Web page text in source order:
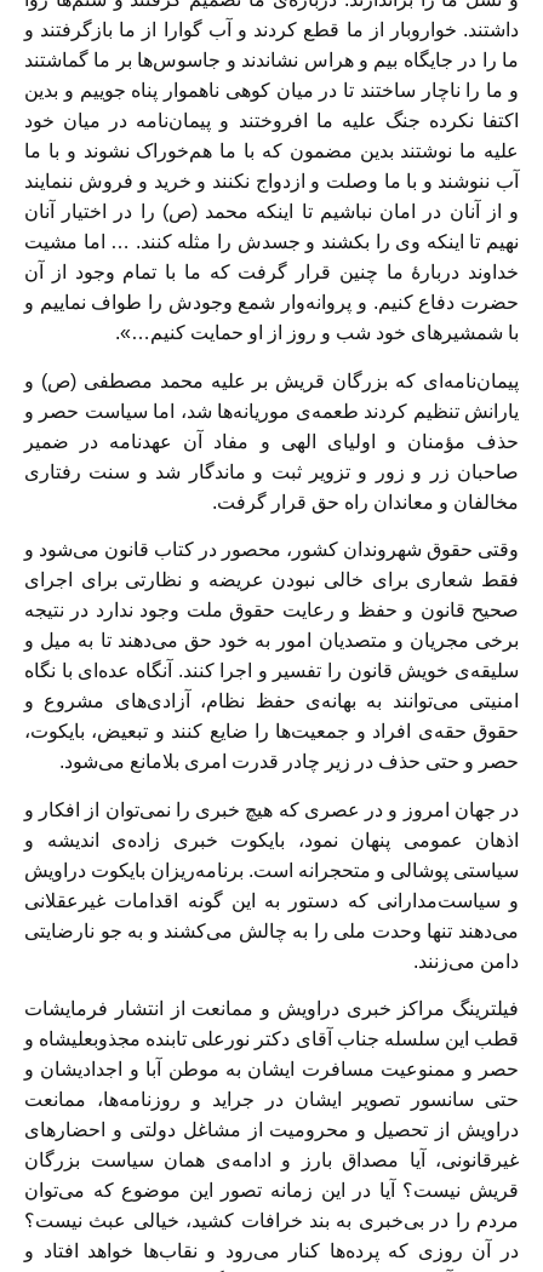
داشتند. خواروبار از ما قطع کردند و آب گوارا از ما بازگرفتند و
ما را در جایگاه بیم و هراس نشاندند و جاسوس‌ها بر ما گماشتند
و ما را ناچار ساختند تا در میان کوهی ناهموار پناه جوییم و بدین
اکتفا نکرده جنگ علیه ما افروختند و پیمان‌نامه در میان خود
علیه ما نوشتند بدین مضمون که با ما هم‌خوراک نشوند و با ما
آب ننوشند و با ما وصلت و ازدواج نکنند و خرید و فروش ننمایند
و از آنان در امان نباشیم تا اینکه محمد (ص) را در اختیار آنان
نهیم تا اینکه وی را بکشند و جسدش را مثله کنند. … اما مشیت
خداوند دربارۀ ما چنین قرار گرفت که ما با تمام وجود از آن
حضرت دفاع کنیم. و پروانه‌وار شمع وجودش را طواف نماییم و
با شمشیرهای خود شب و روز از او حمایت کنیم…».
پیمان‌نامه‌ای که بزرگان قریش بر علیه محمد مصطفی (ص) و
یارانش تنظیم کردند طعمه‌ی موریانه‌ها شد، اما سیاست حصر و
حذف مؤمنان و اولیای الهی و مفاد آن عهدنامه در ضمیر
صاحبان زر و زور و تزویر ثبت و ماندگار شد و سنت رفتاری
مخالفان و معاندان راه حق قرار گرفت.
وقتی حقوق شهروندان کشور، محصور در کتاب قانون می‌شود و
فقط شعاری برای خالی نبودن عریضه و نظارتی برای اجرای
صحیح قانون و حفظ و رعایت حقوق ملت وجود ندارد در نتیجه
برخی مجریان و متصدیان امور به خود حق می‌دهند تا به میل و
سلیقه‌ی خویش قانون را تفسیر و اجرا کنند. آنگاه عده‌ای با نگاه
امنیتی می‌توانند به بهانه‌ی حفظ نظام، آزادی‌های مشروع و
حقوق حقه‌ی افراد و جمعیت‌ها را ضایع کنند و تبعیض، بایکوت،
حصر و حتی حذف در زیر چادر قدرت امری بلامانع می‌شود.
در جهان امروز و در عصری که هیچ خبری را نمی‌توان از افکار و
اذهان عمومی پنهان نمود، بایکوت خبری زاده‌ی اندیشه و
سیاستی پوشالی و متحجرانه است. برنامه‌ریزان بایکوت دراویش
و سیاست‌مدارانی که دستور به این گونه اقدامات غیرعقلانی
می‌دهند تنها وحدت ملی را به چالش می‌کشند و به جو نارضایتی
دامن می‌زنند.
فیلترینگ مراکز خبری دراویش و ممانعت از انتشار فرمایشات
قطب این سلسله جناب آقای دکتر نورعلی تابنده مجذوبعلیشاه و
حصر و ممنوعیت مسافرت ایشان به موطن آبا و اجدادیشان و
حتی سانسور تصویر ایشان در جراید و روزنامه‌ها، ممانعت
دراویش از تحصیل و محرومیت از مشاغل دولتی و احضارهای
غیرقانونی، آیا مصداق بارز و ادامه‌ی همان سیاست بزرگان
قریش نیست؟ آیا در این زمانه تصور این موضوع که می‌توان
مردم را در بی‌خبری به بند خرافات کشید، خیالی عبث نیست؟
در آن روزی که پرده‌ها کنار می‌رود و نقاب‌ها خواهد افتاد و